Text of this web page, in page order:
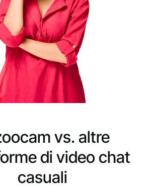
vs. altre
di video chat
casuali